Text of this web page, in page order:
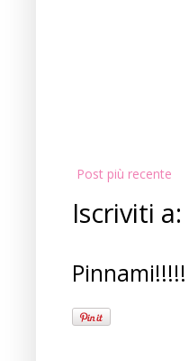
Post più recente
Iscriviti a:
Pinnami!!!!!